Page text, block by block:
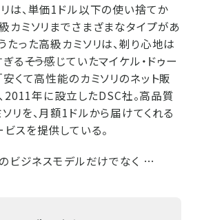
は、単価1ドル以下の使い捨てか
カミソリまでさまざまなタイプがあ
たった高級カミソリは、剃り心地は
る――そう感じていたマイケル・ドゥー
安くて高性能のカミソリのネット販
2011年に設立したDSC社。高品質
リを、月額1ドルから届けてくれる
スを提供している。
ビジネスモデルだけでなく …